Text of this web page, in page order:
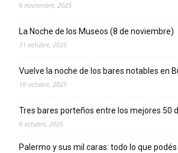
6 noviembre, 2025
La Noche de los Museos (8 de noviembre)
31 octubre, 2025
Vuelve la noche de los bares notables en
16 octubre, 2025
Tres bares porteños entre los mejores 50
6 octubre, 2025
Palermo y sus mil caras: todo lo que